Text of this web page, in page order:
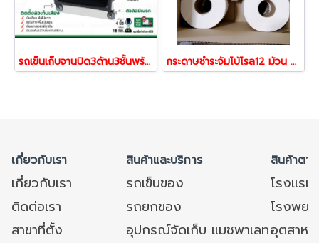
รถเข็นเก็บจานปิด3ด้าน3ชั้นพร้อมกล่องอเนกประสงค์สำหรับใส่เศษอาหารหรือช้อน รุ่น PREMIUM ตรา HORECAT 56541 กระดาษชำระจัมโบ้โรล12 ม้วน ยาว300เมตรต่อ1ม้วน กระดาษทิชชู่2ชั้น พร้อมส่ง 56565
เกี่ยวกับเรา สินค้าและบริการ สินค้าตา
เกี่ยวกับเรา รถเข็นของ
โรงแร
ติดต่อเรา
รถยกของ
โรงพย
สาขาที่ตั้ง
อุปกรณ์จัดเก็บ แมชพาเลทอุตสาหก